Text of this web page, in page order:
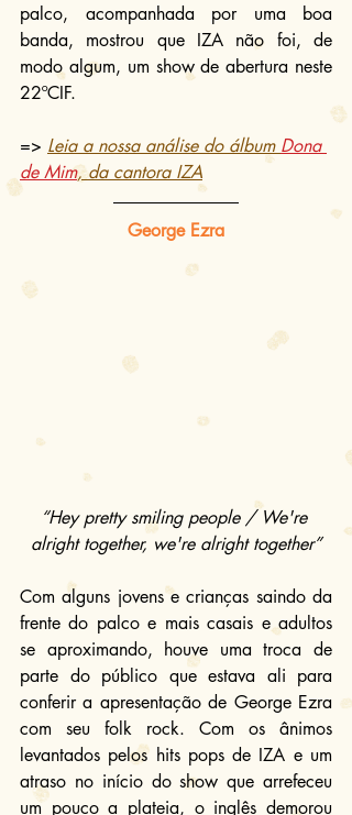
palco, acompanhada por uma boa
banda, mostrou que IZA não foi, de
modo algum, um show de abertura neste
22ºCIF.
=> Leia a nossa análise do álbum Dona
de Mim, da cantora IZA
George Ezra
“Hey pretty smiling people / We're
alright together, we're alright together”
Com alguns jovens e crianças saindo da
frente do palco e mais casais e adultos
se aproximando, houve uma troca de
parte do público que estava ali para
conferir a apresentação de George Ezra
com seu folk rock. Com os ânimos
levantados pelos hits pops de IZA e um
atraso no início do show que arrefeceu
um pouco a plateia, o inglês demorou